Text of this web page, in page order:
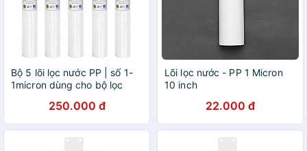
Bộ 5 lõi lọc nước PP | số 1-
1micron dùng cho bộ lọc
(Hàng chính hãng)
250.000 đ
Lõi lọc nước - PP 1 Micron
10 inch
22.000 đ